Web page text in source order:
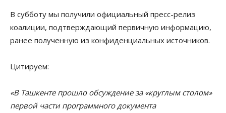
В субботу мы получили официальный пресс-релиз
коалиции, подтверждающий первичную информацию,
ранее полученную из конфиденциальных источников.
Цитируем:
«В Ташкенте прошло обсуждение за «круглым столом»
первой части программного документа